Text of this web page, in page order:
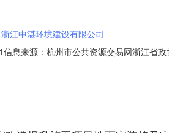
浙江中湛环境建设有限公司
息来源：杭州市公共资源交易网浙江省
设有限公司、杭州云甲建设工程有限公司